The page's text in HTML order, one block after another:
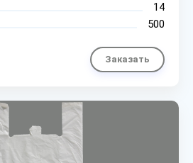
14
500
Заказать